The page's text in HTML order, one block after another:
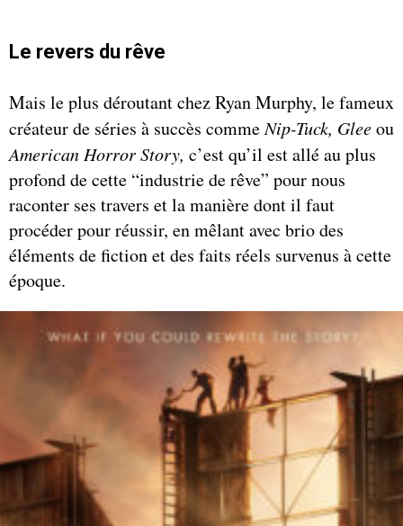
Le revers du rêve
Mais le plus déroutant chez Ryan Murphy, le fameux
créateur de séries à succès commeNip-Tuck, Gleeou
American Horror Story, c’est qu’il est allé au plus
profond de cette “industrie de rêve” pour nous
raconter ses travers et la manière dont il faut
procéder pour réussir, en mêlant avec brio des
éléments de fiction et des faits réels survenus à cette
époque.